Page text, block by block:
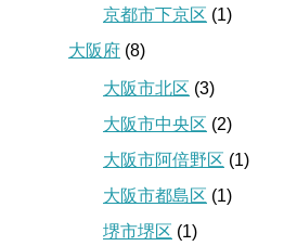
京都市下京区 (1)
大阪府 (8)
大阪市北区 (3)
大阪市中央区 (2)
大阪市阿倍野区 (1)
大阪市都島区 (1)
堺市堺区 (1)